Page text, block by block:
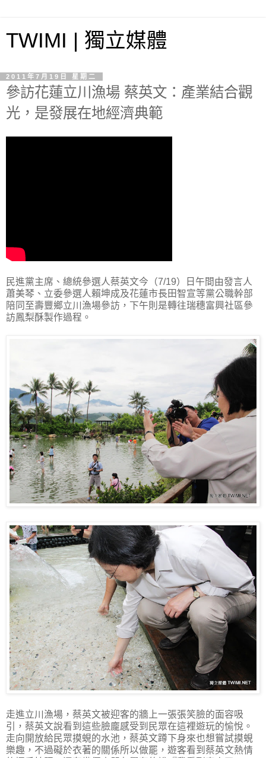
TWIMI | 獨立媒體
2011年7月19日 星期二
參訪花蓮立川漁場 蔡英文：產業結合觀
光，是發展在地經濟典範
民進黨主席、總統參選人蔡英文今（7/19）日午間由發言人
蕭美琴、立委參選人賴坤成及花蓮市長田智宣等黨公職幹部
陪同至壽豐鄉立川漁場參訪，下午則是轉往瑞穗富興社區參
訪鳳梨酥製作過程。
走進立川漁場，蔡英文被迎客的牆上一張張笑臉的面容吸
引，蔡英文說看到這些臉龐感受到民眾在這裡遊玩的愉悅。
走向開放給民眾摸蜆的水池，蔡英文蹲下身來也想嘗試摸蜆
樂趣，不過礙於衣著的關係所以做罷，遊客看到蔡英文熱情